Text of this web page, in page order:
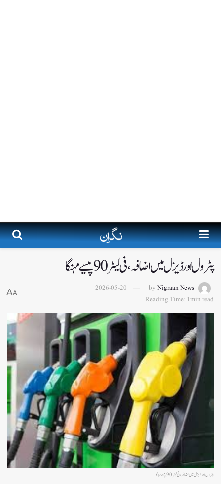
پٹرول اور ڈیزل میں اضافہ،فی لیٹر 90پیسے مہنگا
by Nigraan News
2026-05-20
Reading Time: 1min read
A
A
پٹرول اور ڈیزل میں اضافہ،فی لیٹر 90پیسے مہنگا